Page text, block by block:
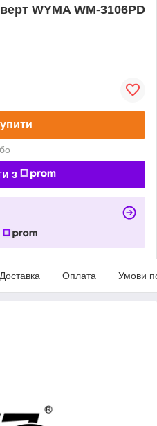
WYMA WM-3106PD
з
Доставка Оплата Умови